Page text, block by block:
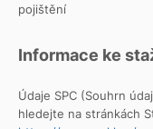
pojištění
Informace ke
Údaje SPC (Souhrn
hledejte na stránkách